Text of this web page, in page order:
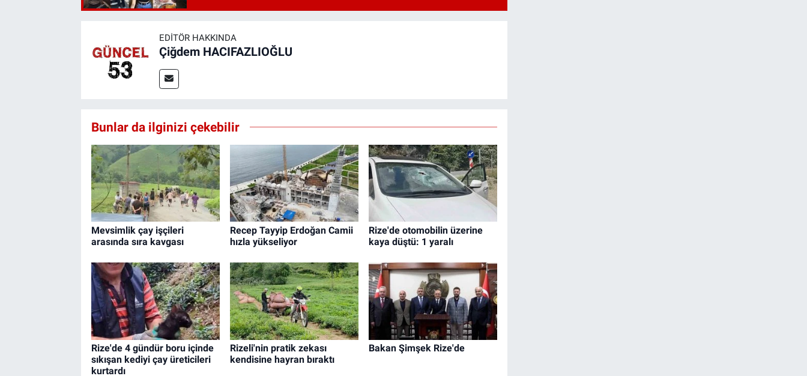
EDITÖR HAKKINDA
Çiğdem HACIFAZLIOĞLU
Bunlar da ilginizi çekebilir
Mevsimlik çay işçileri
arasında sıra kavgası
Recep Tayyip Erdoğan Camii
hızla yükseliyor
Rize'de otomobilin üzerine
kaya düştü: 1 yaralı
Rize'de 4 gündür boru içinde
sıkışan kediyi çay üreticileri
kurtardı
Rizeli'nin pratik zekası
kendisine hayran bıraktı
Bakan Şimşek Rize'de